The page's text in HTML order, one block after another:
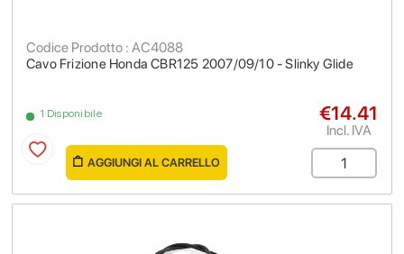
Cavo Frizione Honda CBR125 2007/09/10 - Slinky Glide
Codice Prodotto : AC4088
1 Disponibile €14.41
Incl. IVA
AGGIUNGI AL CARRELLO